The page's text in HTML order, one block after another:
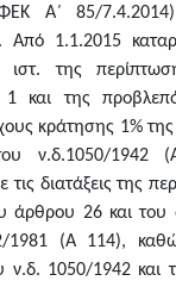
Α΄ 85/
1.1.2015
ιστ. της
και της
κράτησης 1%
ν.δ.1050/1942
διατάξεις της
άρθρου 26 και του
1981 (Α 114),
ν.δ. 1050/1942 και